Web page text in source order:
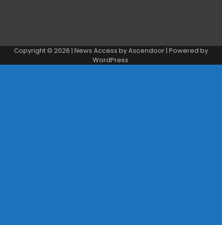
Copyright © 2026 | News Access byAscendoor | Powered by
WordPress.